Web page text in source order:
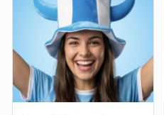
Caja de
$